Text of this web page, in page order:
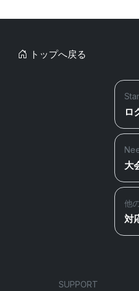
トップへ戻る
ロ
大
他
対
SUPPORT